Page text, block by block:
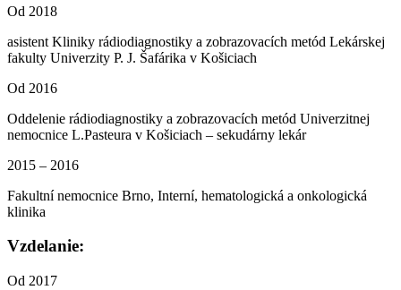
Od 2018
asistent Kliniky rádiodiagnostiky a zobrazovacích metód Lekárskej
fakulty Univerzity P. J. Šafárika v Košiciach
Od 2016
Oddelenie rádiodiagnostiky a zobrazovacích metód Univerzitnej
nemocnice L.Pasteura v Košiciach – sekudárny lekár
2015 – 2016
Fakultní nemocnice Brno, Interní, hematologická a onkologická
klinika
Vzdelanie:
Od 2017